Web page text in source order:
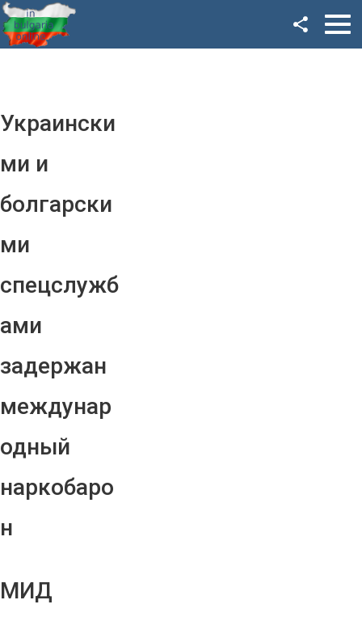
Украински
ми и
болгарски
ми
спецслужб
ами
задержан
междунар
одный
наркобаро
н
МИД